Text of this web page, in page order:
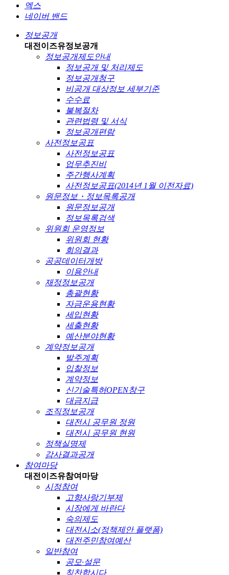
엑스
네이버 밴드
정보공개
대전이즈유정보공개
정보공개제도안내
정보공개 및 처리제도
정보공개청구
비공개 대상정보 세부기준
수수료
불복절차
관련법령 및 서식
정보공개편람
사전정보공표
사전정보공표
업무추진비
주간행사계획
사전정보공표(2014년 1월 이전자료)
원문정보・정보목록공개
원문정보공개
정보목록검색
위원회 운영정보
위원회 현황
회의결과
공공데이터개방
이용안내
재정정보공개
총괄현황
자금운용현황
세입현황
세출현황
예산분야현황
계약정보공개
발주계획
입찰정보
계약정보
신기술특허OPEN창구
대금지급
조직정보공개
대전시 공무원 정원
대전시 공무원 현원
정책실명제
감사결과공개
참여마당
대전이즈유참여마당
시정참여
고향사랑기부제
시장에게 바란다
숙의제도
대전시소(정책제안 플랫폼)
대전주민참여예산
일반참여
공모·설문
칭찬합시다